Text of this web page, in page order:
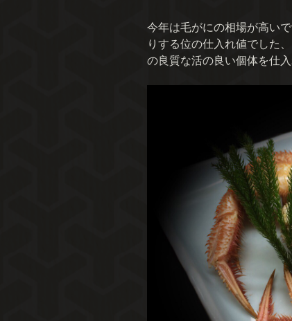
今年は毛がにの相場が高い
りする位の仕入れ値でした
の良質な活の良い個体を仕入